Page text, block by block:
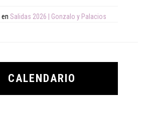
en Salidas 2026 | Gonzalo y Palacios
CALENDARIO